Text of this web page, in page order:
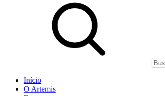
Início
O Artemis